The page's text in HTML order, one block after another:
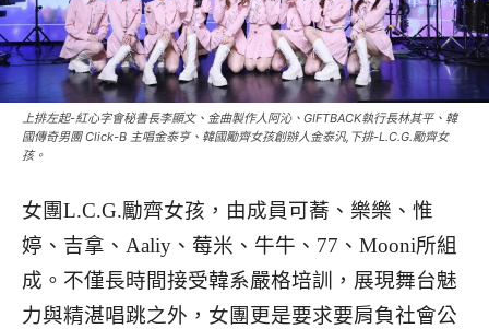
上排左起-紅心字會秘書長李顯文、金曲製作人阿沁、GIFTBACK執行長林其平、韓
國傳奇男團 Click-B 主唱金泰亨、韓國勵齊女孩創辦人金泰汎,下排-L.C.G.勵齊女
孩。
女團L.C.G.勵齊女孩，由成員可蕎、樂樂、惟
婷、吉拿、Aaliy、莓米、牛牛、77、Mooni所組
成。不僅長時間接受韓系嚴格培訓，展現舞台魅
力與精湛唱跳之外，女團更是要求要肩負社會公